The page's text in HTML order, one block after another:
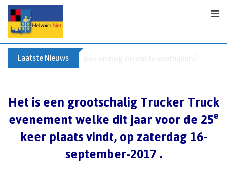
p
Laatste Nieuws
Het is een grootschalig Trucker Truck
evenement welke dit jaar voor de 25e
keer plaats vindt, op zaterdag 16-
september-2017 .